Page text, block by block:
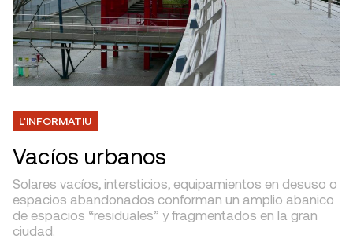
L'INFORMATIU
Vacíos urbanos
Solares vacíos, intersticios, equipamientos en desuso o
espacios abandonados conforman un amplio abanico
de espacios “residuales” y fragmentados en la gran
ciudad.